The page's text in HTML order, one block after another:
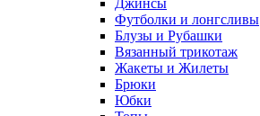
Джинсы
Футболки и лонгсливы
Блузы и Рубашки
Вязанный трикотаж
Жакеты и Жилеты
Брюки
Юбки